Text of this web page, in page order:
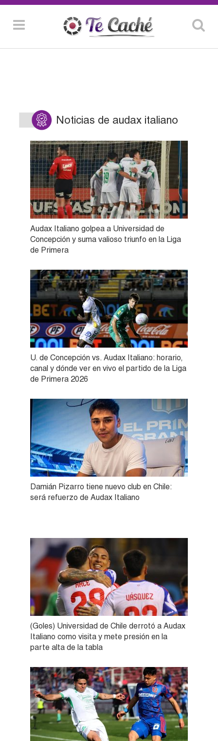
Noticias de audax italiano
Audax Italiano golpea a Universidad de
Concepción y suma valioso triunfo en la Liga
de Primera
U. de Concepción vs. Audax Italiano: horario,
canal y dónde ver en vivo el partido de la Liga
de Primera 2026
Damián Pizarro tiene nuevo club en Chile:
será refuerzo de Audax Italiano
(Goles) Universidad de Chile derrotó a Audax
Italiano como visita y mete presión en la
parte alta de la tabla